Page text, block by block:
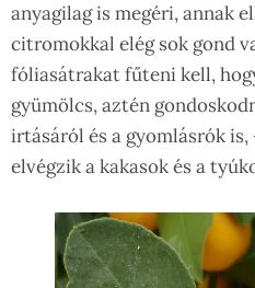
anyagilag is megéri, annak
citromokkal elég sok gond
fóliasátrakat fűteni kell,
gyümölcs, aztén
irtásáról és a gyomlásrók
elvégzik a kakasok és a